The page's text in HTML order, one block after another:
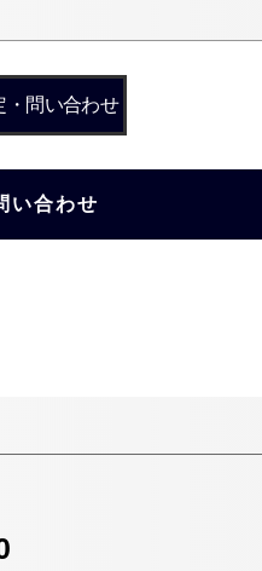
・問い合わせ
い合わせ